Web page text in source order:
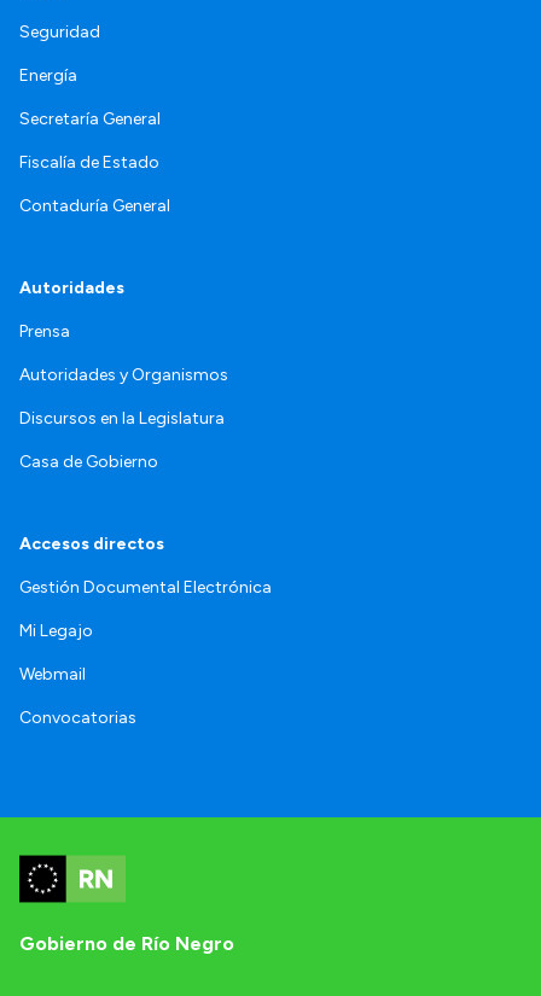
Seguridad
Energía
Secretaría General
Fiscalía de Estado
Contaduría General
Autoridades
Prensa
Autoridades y Organismos
Discursos en la Legislatura
Casa de Gobierno
Accesos directos
Gestión Documental Electrónica
Mi Legajo
Webmail
Convocatorias
Gobierno de Río Negro